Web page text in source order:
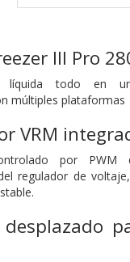
III Pro
líquida todo en
múltiples plataformas
VRM
por PWM
regulador de
desplazado